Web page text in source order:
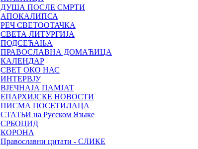
ДУША ПОСЛЕ СМРТИ
АПОКАЛИПСА
РЕЧ СВЕТООТАЧКА
СВЕТА ЛИТУРГИЈА
ПОДСЕЋАЊА
ПРАВОСЛАВНА ДОМАЋИЦА
КАЛЕНДАР
СВЕТ ОКО НАС
ИНТЕРВЈУ
ВЈЕЧНАЈА ПАМЈАТ
ЕПАРХИЈСКЕ НОВОСТИ
ПИСМА ПОСЕТИЛАЦА
СТАТЬИ на Русском Языке
СРБОЦИД
КОРОНА
Православни цитати - СЛИКЕ